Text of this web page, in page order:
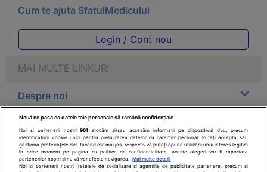
Cum te ajuta SfatulMedicului
Login / Cont nou
MAI MULTE LINKURI
Despre noi
Legal
Drepturile consumatorului
Nouă ne pasă ca datele tale personale să rămână confidențiale
Noi și partenerii noștri961
stocăm și/sau accesăm informații pe dispozitivul dvs., precum
identificatorii cookie unici pentru prelucrarea datelor cu caracter personal. Puteți accepta sau
gestiona preferințele dvs. făcând clic mai jos, respectiv vă puteți opune utilizării unui interes legitim
în orice moment pe pagina cu politica de confidențialitate. Aceste alegeri vor fi raportate
partenerilor noștri și nu vă vor afecta navigarea.
Mai multe detalii
Noi si partenerii nostri (retelele de socializare si agentiile de publicitate partenere, precum si